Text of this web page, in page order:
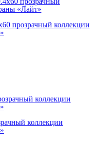
прозрачный коллекции
коллекции